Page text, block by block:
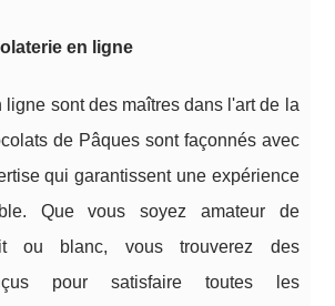
en ligne
ligne sont des maîtres dans l'art de la
de Pâques sont façonnés avec
qui garantissent une expérience
Que vous soyez amateur de
ou blanc, vous trouverez des
pour satisfaire toutes les